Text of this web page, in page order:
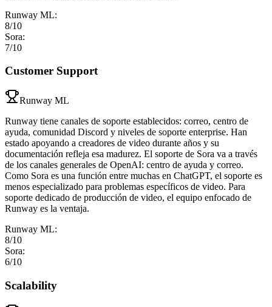
Runway ML:
8/10
Sora:
7/10
Customer Support
Runway ML
Runway tiene canales de soporte establecidos: correo, centro de
ayuda, comunidad Discord y niveles de soporte enterprise. Han
estado apoyando a creadores de video durante años y su
documentación refleja esa madurez. El soporte de Sora va a través
de los canales generales de OpenAI: centro de ayuda y correo.
Como Sora es una función entre muchas en ChatGPT, el soporte es
menos especializado para problemas específicos de video. Para
soporte dedicado de producción de video, el equipo enfocado de
Runway es la ventaja.
Runway ML:
8/10
Sora:
6/10
Scalability